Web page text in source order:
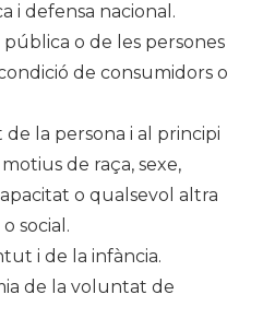
i defensa nacional.
o de les persones
de consumidors o
la persona i al principi
de raça, sexe,
o qualsevol altra
social.
i de la infància.
de la voluntat de